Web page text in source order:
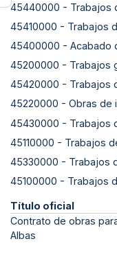
45440000 - Trabajos
45410000 - Trabajos
45400000 - Acabado
45200000 - Trabajos
45420000 - Trabajos
45220000 - Obras de
45430000 - Trabajos
45110000 - Trabajos
45330000 - Trabajos
45100000 - Trabajos
Título oficial
Contrato de obras
Albas